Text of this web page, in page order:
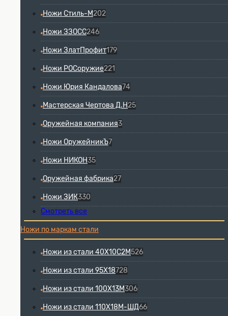
Ножи Стиль-М202
Ножи ЗЗОСС246
Ножи ЗлатПрофит179
Ножи РОСоружие221
Ножи Юрия Кандалова74
Мастерская Чертова Д.Н25
Оружейная компания3
Ножи ОружейникЪ7
Ножи НИКОН35
Оружейная фабрика27
Ножи ЗИК330
Смотреть все
Ножи по маркам стали
Ножи из стали 40Х10С2М526
Ножи из стали 95Х18728
Ножи из стали 100Х13М306
Ножи из стали 110Х18М-ШД66